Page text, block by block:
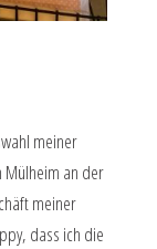
meiner
Mülheim an der
meiner
dass ich die